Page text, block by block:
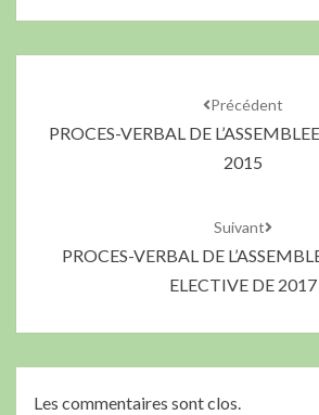
Précédent
PROCES-VERBAL DE
2015
Suivant
PROCES-VERBAL DE
ELECTIVE DE 2017
Les commentaires sont clos.